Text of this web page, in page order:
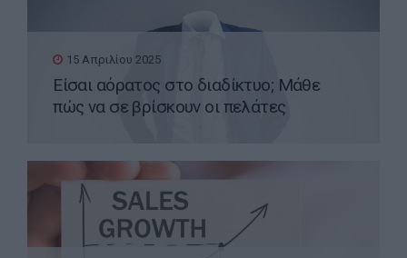
15 Απριλίου 2025
Είσαι αόρατος στο διαδίκτυο; Μάθε
πώς να σε βρίσκουν οι πελάτες